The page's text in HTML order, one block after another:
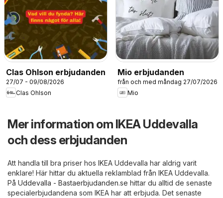
Clas Ohlson erbjudanden
27/07 - 09/08/2026
Clas Ohlson
Mio erbjudanden
från och med måndag 27/07/2026
Mio
Mer information om IKEA Uddevalla
och dess erbjudanden
Att handla till bra priser hos IKEA Uddevalla har aldrig varit
enklare! Här hittar du aktuella reklamblad från IKEA Uddevalla.
På Uddevalla - Bastaerbjudanden.se hittar du alltid de senaste
specialerbjudandena som IKEA har att erbjuda. Det senaste